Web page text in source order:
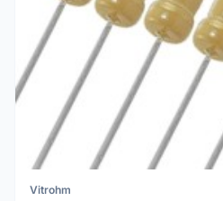
Vitrohm